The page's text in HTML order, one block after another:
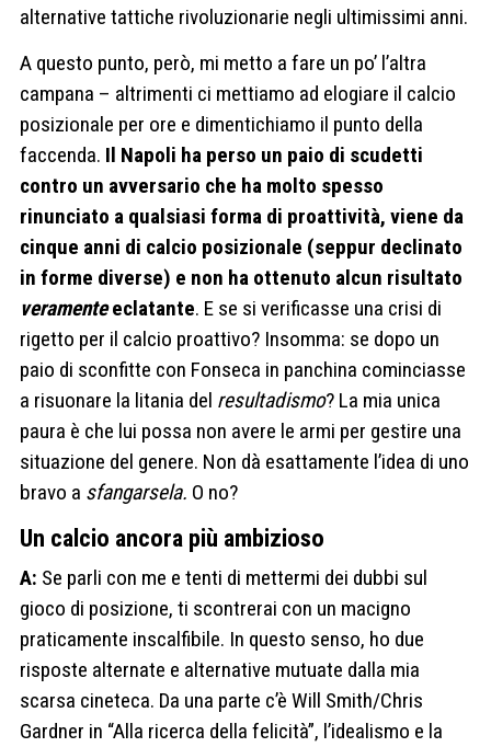
alternative tattiche rivoluzionarie negli ultimissimi anni.
A questo punto, però, mi metto a fare un po’ l’altra
campana – altrimenti ci mettiamo ad elogiare il calcio
posizionale per ore e dimentichiamo il punto della
faccenda. Il Napoli ha perso un paio di scudetti
contro un avversario che ha molto spesso
rinunciato a qualsiasi forma di proattività, viene da
cinque anni di calcio posizionale (seppur declinato
in forme diverse) e non ha ottenuto alcun risultato
veramenteeclatante. E se si verificasse una crisi di
rigetto per il calcio proattivo? Insomma: se dopo un
paio di sconfitte con Fonseca in panchina cominciasse
a risuonare la litania del resultadismo? La mia unica
paura è che lui possa non avere le armi per gestire una
situazione del genere. Non dà esattamente l’idea di uno
bravo a sfangarsela. O no?
Un calcio ancora più ambizioso
A: Se parli con me e tenti di mettermi dei dubbi sul
gioco di posizione, ti scontrerai con un macigno
praticamente inscalfibile. In questo senso, ho due
risposte alternate e alternative mutuate dalla mia
scarsa cineteca. Da una parte c’è Will Smith/Chris
Gardner in “Alla ricerca della felicità”, l’idealismo e la